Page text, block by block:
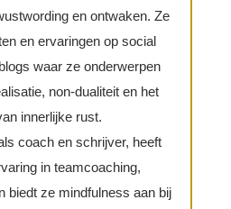
en ontwaken. Ze
en ervaringen op social
waar ze onderwerpen
non-dualiteit en het
innerlijke rust.
coach en schrijver, heeft
in teamcoaching,
biedt ze mindfulness aan bij